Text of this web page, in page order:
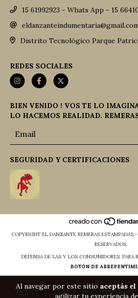
Al navegar por este sitio aceptás el
agilizar tu experiencia
15 61992923 - Whats App - 15
Distrito Tecnológico Parque
REDES SOCIALES
BIEN VENIDO ! VOS TE LO
LO HACEMOS REALIDAD.
SEGURIDAD Y CERTIFICACIONES
COPYRIGHT EL DANZANTE REMERAS ESTAMPADAS
RESERVADOS.
DEFENSA DE LAS Y LOS CONSUMIDORES. PARA
BOTÓN DE